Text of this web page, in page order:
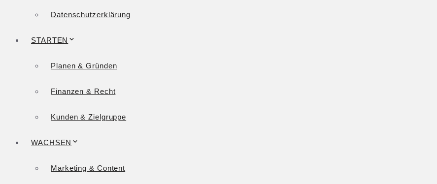
Datenschutzerklärung
STARTEN
Planen & Gründen
Finanzen & Recht
Kunden & Zielgruppe
WACHSEN
Marketing & Content